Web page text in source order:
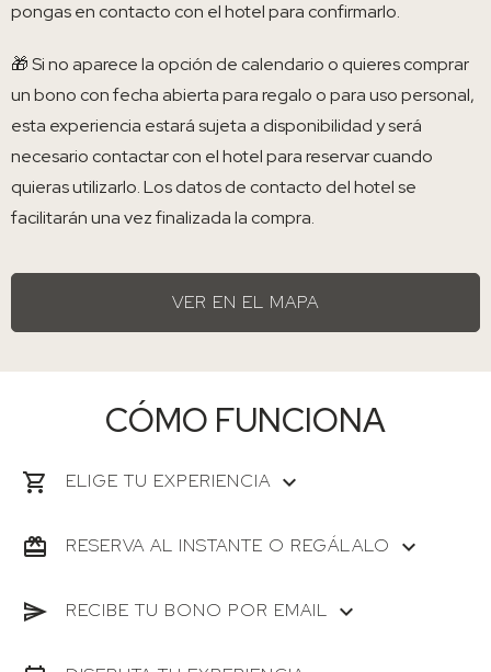
pongas en contacto con el hotel para confirmarlo.
🎁 Si no aparece la opción de calendario o quieres comprar
un bono con fecha abierta para regalo o para uso personal,
esta experiencia estará sujeta a disponibilidad y será
necesario contactar con el hotel para reservar cuando
quieras utilizarlo. Los datos de contacto del hotel se
facilitarán una vez finalizada la compra.
VER EN EL MAPA
CÓMO FUNCIONA
ELIGE TU EXPERIENCIA
RESERVA AL INSTANTE O REGÁLALO
RECIBE TU BONO POR EMAIL